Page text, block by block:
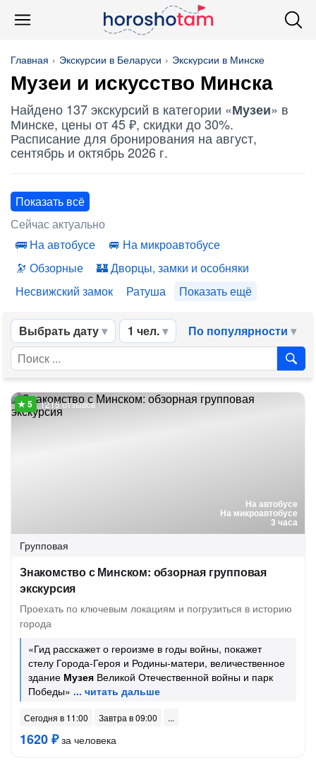
Главная Экскурсии в Беларуси Экскурсии в Минске
Музеи и искусство Минска
Найдено 137 экскурсий в категории «Музеи» в
Минске, цены от 45 ₽, скидки до 30%.
Расписание для бронирования на август,
сентябрь и октябрь 2026 г.
Показать всё
Сейчас актуально
На автобусе
На микроавтобусе
Обзорные
Дворцы, замки и особняки
Несвижский замок
Ратуша Показать ещё
Выбрать дату 1 чел. По популярности
На автобусе
На микроавтобусе
3 часа
1215 отзывов
Групповая
Знакомство с Минском: обзорная групповая
экскурсия
Проехать по ключевым локациям и погрузиться в историю
города
«Гид расскажет о героизме в годы войны, покажет
стелу Города-Героя и Родины-матери, величественное
здание Музея Великой Отечественной войны и парк
Победы»
Сегодня в 11:00 Завтра в 09:00
1620 ₽за человека